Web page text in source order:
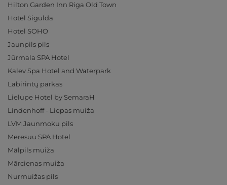
Hilton Garden Inn Riga Old Town
Hotel Sigulda
Hotel SOHO
Jaunpils pils
Jūrmala SPA Hotel
Kalev Spa Hotel and Waterpark
Labirintų parkas
Lielupe Hotel by SemaraH
Lindenhoff - Liepas muiža
LVM Jaunmoku pils
Meresuu SPA Hotel
Mālpils muiža
Mārcienas muiža
Nurmuižas pils